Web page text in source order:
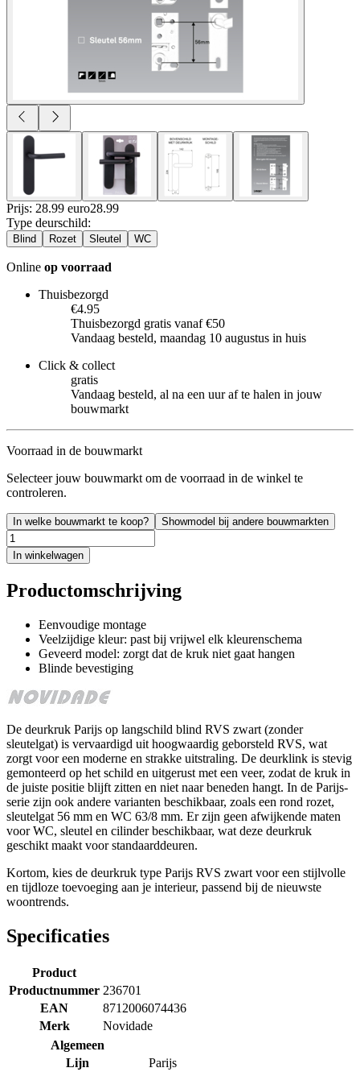
Prijs: 28.99 euro28.99
Type deurschild:
Blind Rozet Sleutel WC
Online op voorraad
Thuisbezorgd
€4.95
Thuisbezorgd gratis vanaf €50
Vandaag besteld, maandag 10 augustus in huis
Click & collect
gratis
Vandaag besteld, al na een uur af te halen in jouw
bouwmarkt
Voorraad in de bouwmarkt
Selecteer jouw bouwmarkt om de voorraad in de winkel te
controleren.
In welke bouwmarkt te koop? Showmodel bij andere bouwmarkten
In winkelwagen
Productomschrijving
Eenvoudige montage
Veelzijdige kleur: past bij vrijwel elk kleurenschema
Geveerd model: zorgt dat de kruk niet gaat hangen
Blinde bevestiging
De deurkruk Parijs op langschild blind RVS zwart (zonder
sleutelgat) is vervaardigd uit hoogwaardig geborsteld RVS, wat
zorgt voor een moderne en strakke uitstraling. De deurklink is stevig
gemonteerd op het schild en uitgerust met een veer, zodat de kruk in
de juiste positie blijft zitten en niet naar beneden hangt. In de Parijs-
serie zijn ook andere varianten beschikbaar, zoals een rond rozet,
sleutelgat 56 mm en WC 63/8 mm. Er zijn geen afwijkende maten
voor WC, sleutel en cilinder beschikbaar, wat deze deurkruk
geschikt maakt voor standaarddeuren.
Kortom, kies de deurkruk type Parijs RVS zwart voor een stijlvolle
en tijdloze toevoeging aan je interieur, passend bij de nieuwste
woontrends.
Specificaties
Product
Productnummer 236701
EAN
8712006074436
Merk
Novidade
Algemeen
Lijn
Parijs